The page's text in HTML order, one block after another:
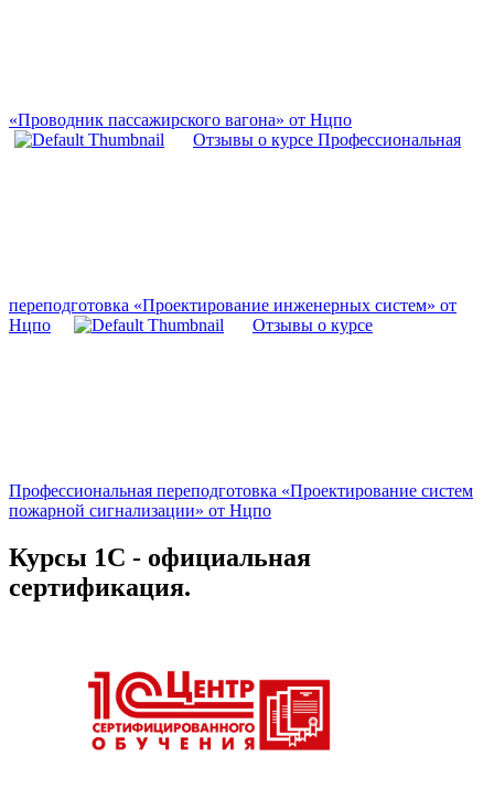
«Проводник пассажирского вагона» от Нцпо
Отзывы о курсе Профессиональная
переподготовка «Проектирование инженерных систем» от
Нцпо
Отзывы о курсе
Профессиональная переподготовка «Проектирование систем
пожарной сигнализации» от Нцпо
Курсы 1С - официальная
сертификация.